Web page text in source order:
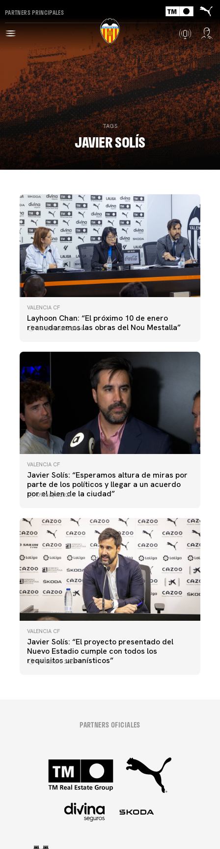
PARTNERS PRINCIPALES
TAGS
JAVIER SOLÍS
VALENCIA CF
Layhoon Chan: “El próximo 10 de enero
reanudaremos las obras del Nou Mestalla”
19 diciembre 2024
VALENCIA CF
Javier Solís: “Esperamos altura de miras por
parte de los políticos y llegar a un acuerdo
por el bien de la ciudad”
09 mayo 2024
VALENCIA CF
Javier Solís: “El proyecto presentado del
Nuevo Estadio cumple con todos los
requisitos urbanísticos”
01 febrero 2023
PARTNERS OFICIALES